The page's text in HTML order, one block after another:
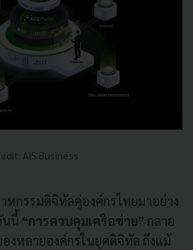
AIS Business
หกรรมดิจิทัลคู่องค์กรไทยมาอย่าง
นนี้ “การควบคุมเครือข่าย” กลาย
หลายองค์กรในยุคดิจิทัล ถึงแม้